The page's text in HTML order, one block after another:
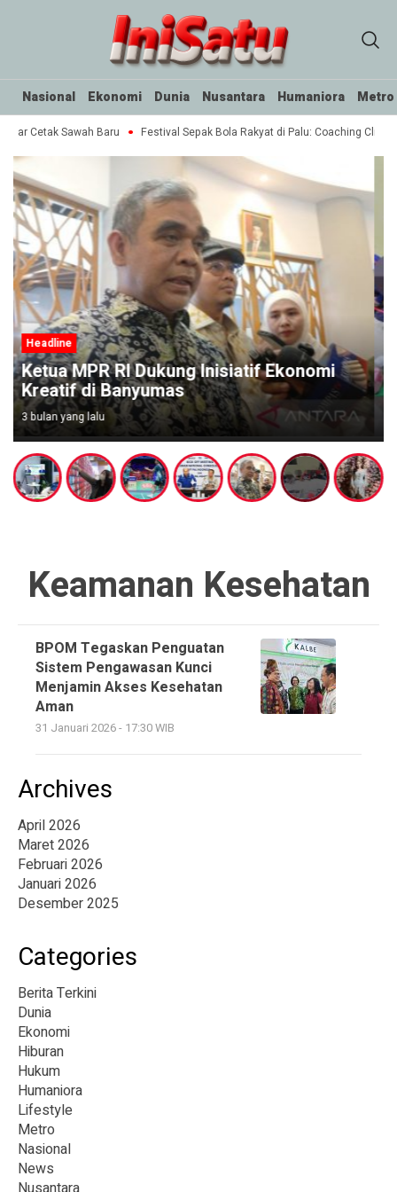
Nasional Ekonomi Dunia Nusantara Humaniora Metro
Cetak Sawah Baru Festival Sepak Bola Rakyat di Palu: Coaching Clinic
Headline
Polisi Amankan Sembilan Tersangka
dalam Pesta Narkoba di Rel Kereta
3 bulan yang lalu
Keamanan Kesehatan
BPOM Tegaskan Penguatan
Sistem Pengawasan Kunci
Menjamin Akses Kesehatan
Aman
31 Januari 2026 - 17:30 WIB
Archives
April 2026
Maret 2026
Februari 2026
Januari 2026
Desember 2025
Categories
Berita Terkini
Dunia
Ekonomi
Hiburan
Hukum
Humaniora
Lifestyle
Metro
Nasional
News